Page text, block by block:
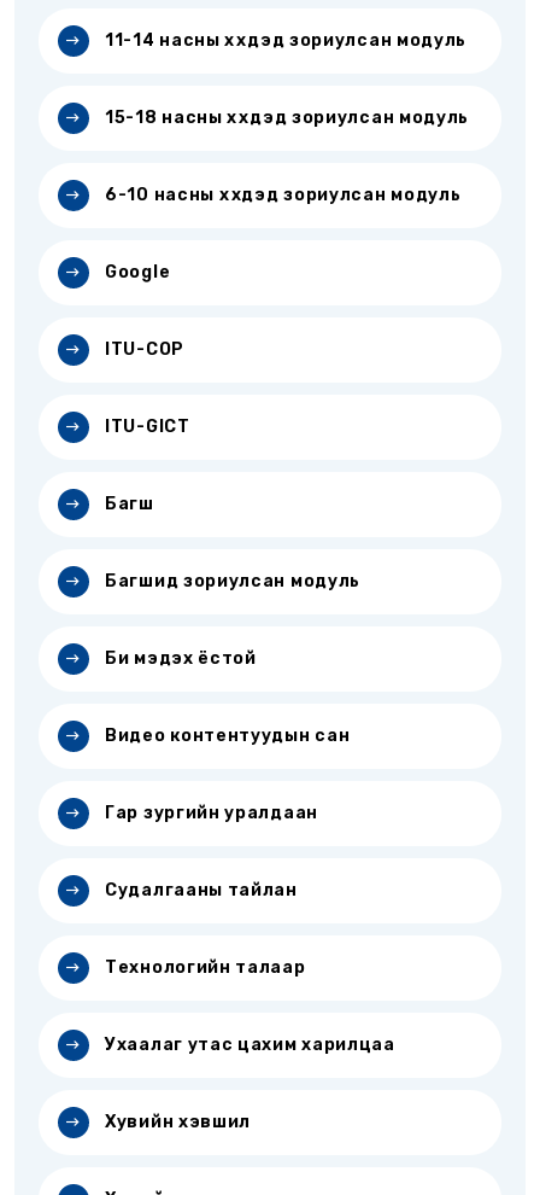
11-14 насны хүүхдэд зориулсан модуль
15-18 насны хүүхдэд зориулсан модуль
6-10 насны хүүхдэд зориулсан модуль
Google
ITU-COP
ITU-GICT
Багш
Багшид зориулсан модуль
Би мэдэх ёстой
Видео контентуудын сан
Гар зургийн уралдаан
Судалгааны тайлан
Технологийн талаар
Ухаалаг утас цахим харилцаа
Хувийн хэвшил